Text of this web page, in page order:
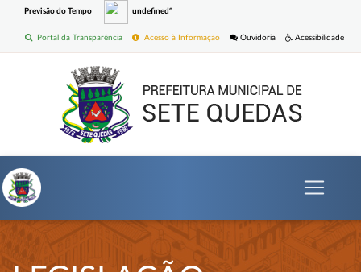
Previsão do Tempo undefinedº
Acessibilidade
Ouvidoria
Acesso à Informação
Portal da Transparência